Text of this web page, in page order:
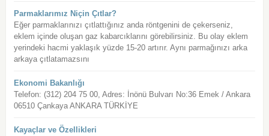
Parmaklarımız Niçin Çıtlar?
Eğer parmaklarınızı çıtlattığınız anda röntgenini de çekerseniz,
eklem içinde oluşan gaz kabarcıklarını görebilirsiniz. Bu olay eklem
yerindeki hacmi yaklaşık yüzde 15-20 artırır. Aynı parmağınızı arka
arkaya çıtlatamazsını
Ekonomi Bakanlığı
Telefon: (312) 204 75 00, Adres: İnönü Bulvarı No:36 Emek / Ankara
06510 Çankaya ANKARA TÜRKİYE
Kayaçlar ve Özellikleri